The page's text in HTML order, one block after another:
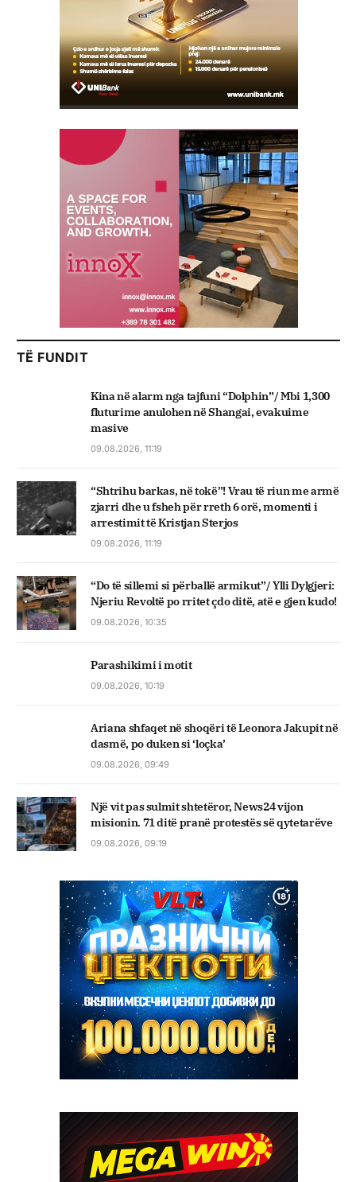
TË FUNDIT
Kina në alarm nga tajfuni “Dolphin”/ Mbi 1,300
fluturime anulohen në Shangai, evakuime
masive
09.08.2026, 11:19
“Shtrihu barkas, në tokë”! Vrau të riun me armë
zjarri dhe u fsheh për rreth 6 orë, momenti i
arrestimit të Kristjan Sterjos
09.08.2026, 11:19
“Do të sillemi si përballë armikut”/ Ylli Dylgjeri:
Njeriu Revoltë po rritet çdo ditë, atë e gjen kudo!
09.08.2026, 10:35
Parashikimi i motit
09.08.2026, 10:19
Ariana shfaqet në shoqëri të Leonora Jakupit në
dasmë, po duken si ‘loçka’
09.08.2026, 09:49
Një vit pas sulmit shtetëror, News24 vijon
misionin. 71 ditë pranë protestës së qytetarëve
09.08.2026, 09:19